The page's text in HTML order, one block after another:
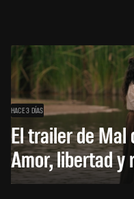
HACE 3 DÍAS
El trailer de Mal
Amor, libertad y